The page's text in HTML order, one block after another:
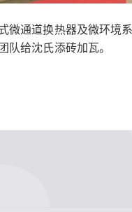
微通道换热器及微环境
队给沈氏添砖加瓦。